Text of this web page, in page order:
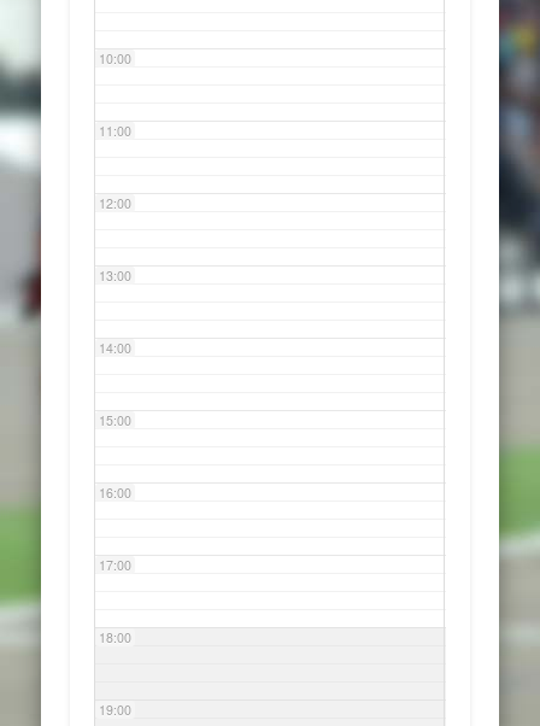
10:00
11:00
12:00
13:00
14:00
15:00
16:00
17:00
18:00
19:00